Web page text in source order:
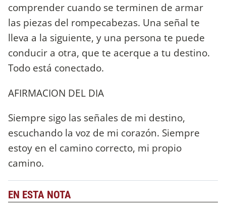
comprender cuando se terminen de armar
las piezas del rompecabezas. Una señal te
lleva a la siguiente, y una persona te puede
conducir a otra, que te acerque a tu destino.
Todo está conectado.
AFIRMACION DEL DIA
Siempre sigo las señales de mi destino,
escuchando la voz de mi corazón. Siempre
estoy en el camino correcto, mi propio
camino.
EN ESTA NOTA